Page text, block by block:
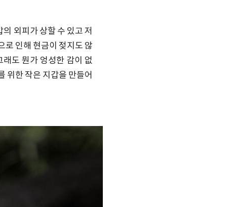
외피가 상할 수 있고 저
로 인해 현금이 젖지도 않
도 뭔가 엉성한 감이 없
위한 작은 지갑을 만들어